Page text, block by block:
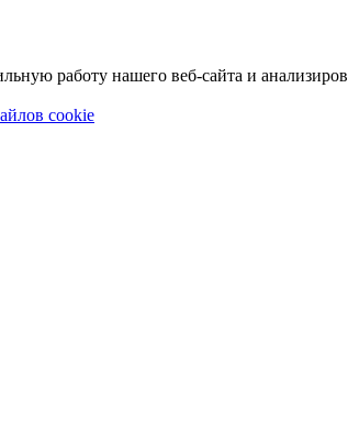
работу нашего веб-сайта и
cookie